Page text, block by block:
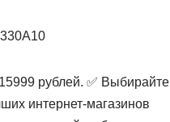
рублей. ✅ Выбирайте
интернет-магазинов